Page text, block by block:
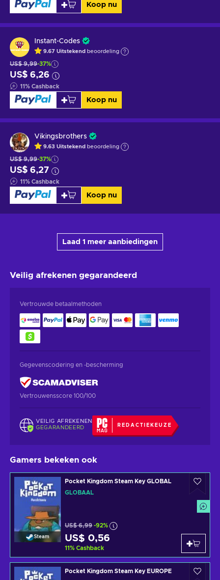
Koop nu
Instant-Codes
9.67 Uitstekend beoordeling
US$ 9,99-37%
US$ 6,26
11% Cashback
Koop nu
Vikingsbrothers
9.63 Uitstekend beoordeling
US$ 9,99-37%
US$ 6,27
11% Cashback
Koop nu
Laad 1 meer aanbiedingen
Veilig afrekenen gegarandeerd
Vertrouwde betaalmethoden
Gegevenscodering en -bescherming
Vertrouwensscore 100/100
VEILIG AFREKENEN
GEGARANDEERD
REDACTIEKEUZE
Gamers bekeken ook
Steam
Pocket Kingdom Steam Key GLOBAL
GLOBAAL
US$ 6,99 -92%
US$ 0,56
11% Cashback
Pocket Kingdom Steam Key EUROPE